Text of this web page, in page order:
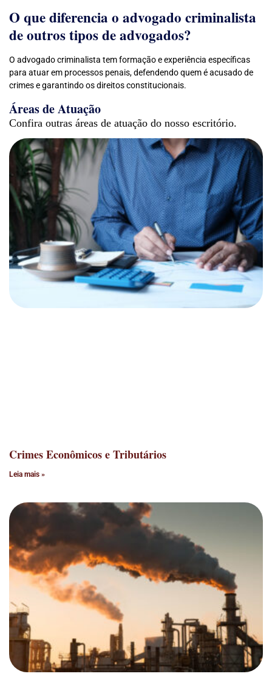
O que diferencia o advogado criminalista
de outros tipos de advogados?
O advogado criminalista tem formação e experiência específicas
para atuar em processos penais, defendendo quem é acusado de
crimes e garantindo os direitos constitucionais.
Áreas de Atuação
Confira outras áreas de atuação do nosso escritório.
Crimes Econômicos e Tributários
Leia mais »